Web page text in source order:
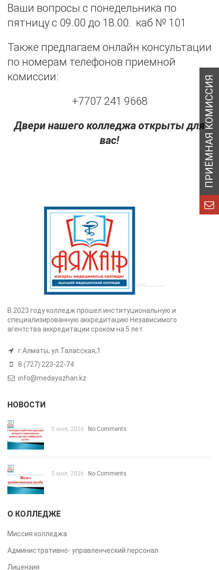
Ваши вопросы с понедельника по
пятницу с 09.00 до 18.00. каб № 101
Также предлагаем онлайн консультации
по номерам телефонов приемной
комиссии:
+7707 241 9668
Двери нашего колледжа открыты для
вас!
В 2023 году колледж прошел институциональную и
специализированную аккредитацию Независимого
агентства аккредитации сроком на 5 лет.
г.Алматы, ул.Таласская,1
8 (727) 223-22-74
info@medayazhan.kz
НОВОСТИ
5 мая, 2026 No Comments
5 мая, 2026 No Comments
О КОЛЛЕДЖЕ
Миссия колледжа
Административно- управленческий персонал
Лицензия